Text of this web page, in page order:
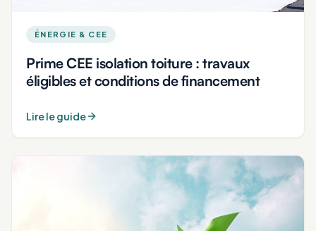
ÉNERGIE & CEE
Prime CEE isolation toiture : travaux
éligibles et conditions de financement
Lire le guide